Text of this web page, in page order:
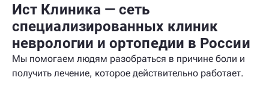
Ист Клиника — сеть
специализированных клиник
неврологии и ортопедии в России
Мы помогаем людям разобраться в причине боли и
получить лечение, которое действительно работает.